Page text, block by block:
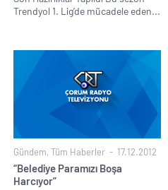
Trendyol 1. Lig’de mücadele eden...
Gündem, Tüm Haberler 17.12.2012
“Belediye Paramızı Boşa
Harcıyor”